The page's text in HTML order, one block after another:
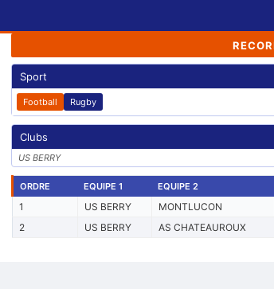
Sport
Football Rugby
Clubs
US BERRY
ORDRE EQUIPE 1 EQUIPE 2
1 US BERRY MONTLUCON
2
US BERRY AS CHATEAUROUX